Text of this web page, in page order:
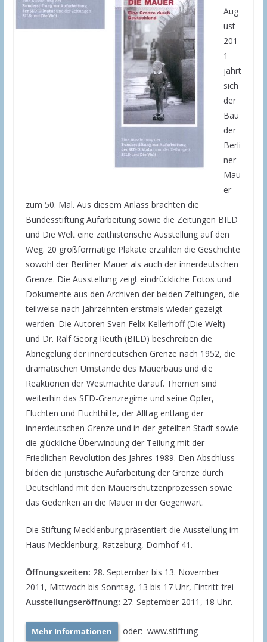
Aug
ust
201
1
jährt
sich
der
Bau
der
Berli
ner
Mau
er
zum 50. Mal. Aus diesem Anlass brachten die
Bundesstiftung Aufarbeitung sowie die Zeitungen BILD
und Die Welt eine zeithistorische Ausstellung auf den
Weg. 20 großformatige Plakate erzählen die Geschichte
sowohl der Berliner Mauer als auch der innerdeutschen
Grenze. Die Ausstellung zeigt eindrückliche Fotos und
Dokumente aus den Archiven der beiden Zeitungen, die
teilweise nach Jahrzehnten erstmals wieder gezeigt
werden. Die Autoren Sven Felix Kellerhoff (Die Welt)
und Dr. Ralf Georg Reuth (BILD) beschreiben die
Abriegelung der innerdeutschen Grenze nach 1952, die
dramatischen Umstände des Mauerbaus und die
Reaktionen der Westmächte darauf. Themen sind
weiterhin das SED-Grenzregime und seine Opfer,
Fluchten und Fluchthilfe, der Alltag entlang der
innerdeutschen Grenze und in der geteilten Stadt sowie
die glückliche Überwindung der Teilung mit der
Friedlichen Revolution des Jahres 1989. Den Abschluss
bilden die juristische Aufarbeitung der Grenze durch
Deutschland mit den Mauerschützenprozessen sowie
das Gedenken an die Mauer in der Gegenwart.
Die Stiftung Mecklenburg präsentiert die Ausstellung im
Haus Mecklenburg, Ratzeburg, Domhof 41.
Öffnungszeiten: 28. September bis 13. November
2011, Mittwoch bis Sonntag, 13 bis 17 Uhr, Eintritt frei
Ausstellungseröffnung: 27. September 2011, 18 Uhr.
Mehr Informationen
oder: www.stiftung-